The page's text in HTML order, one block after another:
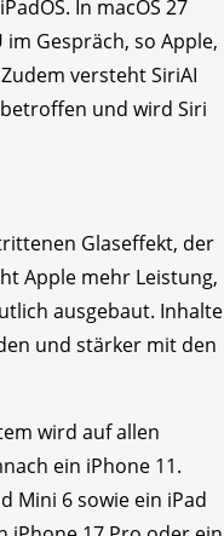
In macOS 27
Gespräch, so Apple,
versteht SiriAI
und wird Siri
Glaseffekt, der
Apple mehr Leistung,
ausgebaut. Inhalte
und stärker mit den
wird auf allen
ein iPhone 11.
Mini 6 sowie ein iPad